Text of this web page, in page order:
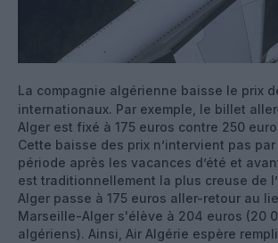
La compagnie algérienne baisse le prix
internationaux. Par exemple, le billet
Alger est fixé à 175 euros contre 250
Cette baisse des prix n’intervient pas
période après les vacances d’été et
est traditionnellement la plus creuse de
Alger passe à 175 euros aller-retour au
Marseille-Alger s'élève à 204 euros (20
algériens). Ainsi, Air Algérie espère